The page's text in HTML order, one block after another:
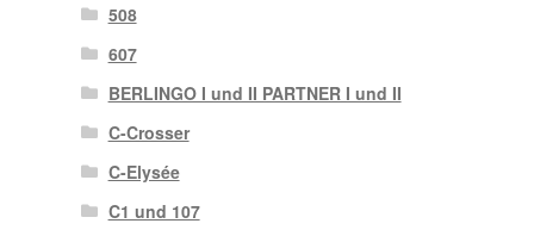
508
607
BERLINGO I und II PARTNER I und II
C-Crosser
C-Elysée
C1 und 107